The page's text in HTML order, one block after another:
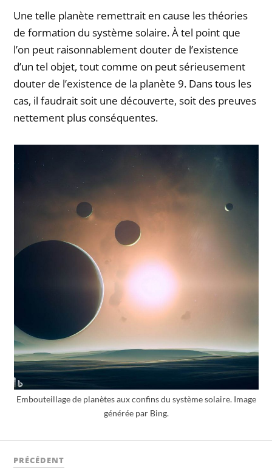
Une telle planète remettrait en cause les théories
de formation du système solaire. À tel point que
l’on peut raisonnablement douter de l’existence
d’un tel objet, tout comme on peut sérieusement
douter de l’existence de la planète 9. Dans tous les
cas, il faudrait soit une découverte, soit des preuves
nettement plus conséquentes.
Embouteillage de planètes aux confins du système solaire. Image
générée par Bing.
PRÉCÉDENT